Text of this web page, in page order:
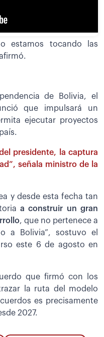
estamos tocando las
de Bolivia, el
que impulsará un
ejecutar proyectos
presidente, la captura
señala ministro de la
y desde esta fecha tan
a construir un gran
, que no pertenece a
a Bolivia”, sostuvo el
este 6 de agosto en
que firmó con los
la ruta del modelo
es precisamente
2027.